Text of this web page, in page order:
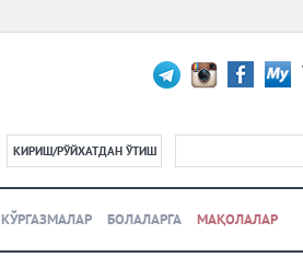
КИРИШ/РЎЙХАТДАН ЎТИШ
КЎРГАЗМАЛАР БОЛАЛАРГА МАҚОЛАЛАР